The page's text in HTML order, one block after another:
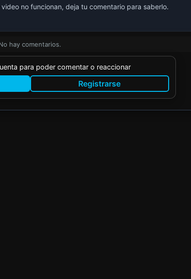
no funcionan, deja tu comentario para saberlo.
hay comentarios.
para poder comentar o reaccionar
Registrarse